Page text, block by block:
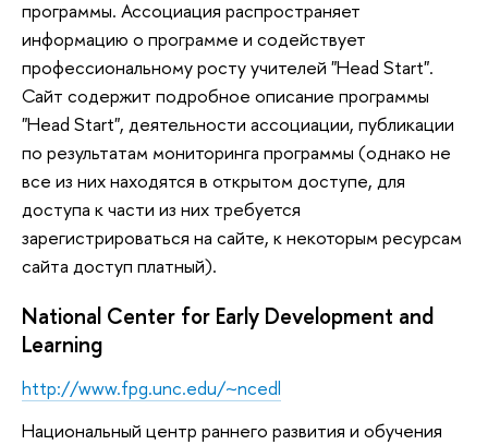
программы. Ассоциация распространяет
информацию о программе и содействует
профессиональному росту учителей "Head Start".
Сайт содержит подробное описание программы
"Head Start", деятельности ассоциации, публикации
по результатам мониторинга программы (однако не
все из них находятся в открытом доступе, для
доступа к части из них требуется
зарегистрироваться на сайте, к некоторым ресурсам
сайта доступ платный).
National Center for Early Development and
Learning
http://www.fpg.unc.edu/~ncedl
Национальный центр раннего развития и обучения